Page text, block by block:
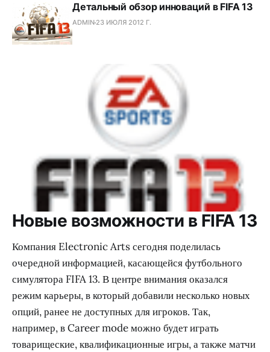
Детальный обзор инноваций в FIFA 13
ADMIN 23 ИЮЛЯ 2012 Г.
Новые возможности в FIFA 13
Компания Electronic Arts сегодня поделилась
очередной информацией, касающейся футбольного
симулятора FIFA 13. В центре внимания оказался
режим карьеры, в который добавили несколько новых
опций, ранее не доступных для игроков. Так,
например, в Career mode можно будет играть
товарищеские, квалификационные игры, а также матчи